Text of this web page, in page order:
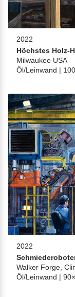
2022
Höchstes Holz-
Milwaukee USA
Öl/Leinwand |
2022
Walker Forge,
Öl/Leinwand |